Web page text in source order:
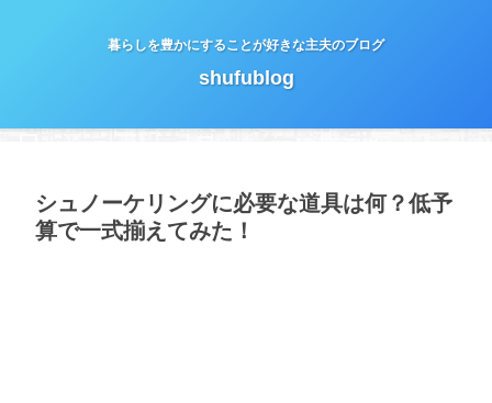
暮らしを豊かにすることが好きな主夫のブログ
shufublog
シュノーケリングに必要な道具は何？低予
算で一式揃えてみた！